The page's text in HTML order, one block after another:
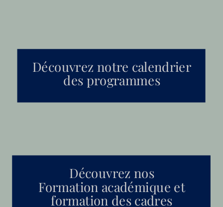
Découvrez notre calendrier
des programmes
Découvrez nos
Formation académique et
formation des cadres